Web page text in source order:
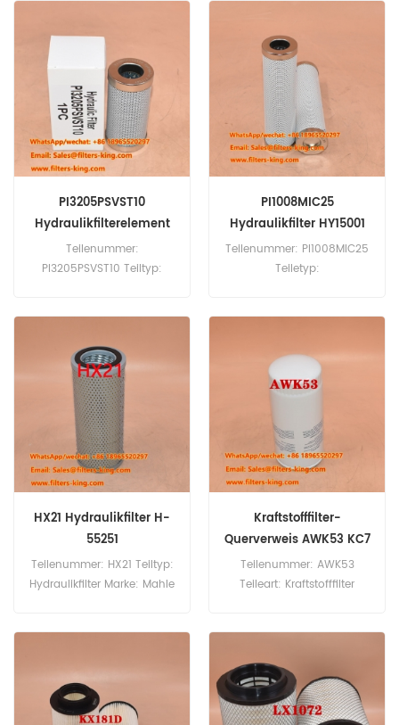
PI3205PSVST10
Hydraulikfilterelement
Teilenummer:
PI3205PSVST10 Teiltyp:
PI1008MIC25
Hydraulikfilter HY15001
Teilenummer: PI1008MIC25
Teiletyp:
HX21 Hydraulikfilter H-
55251
Teilenummer: HX21 Teiltyp:
Hydraulikfilter Marke: Mahle
Kraftstofffilter-
Querverweis AWK53 KC7
Teilenummer: AWK53
Teileart: Kraftstofffilter